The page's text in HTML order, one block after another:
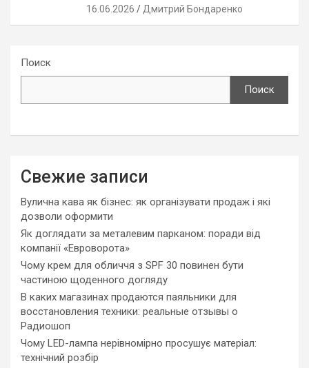
16.06.2026 Дмитрий Бондаренко
Поиск
Поиск
Свежие записи
Вулична кава як бізнес: як організувати продаж і які
дозволи оформити
Як доглядати за металевим парканом: поради від
компанії «Евроворота»
Чому крем для обличчя з SPF 30 повинен бути
частиною щоденного догляду
В каких магазинах продаются паяльники для
восстановления техники: реальные отзывы о
Радиошоп
Чому LED-лампа нерівномірно просушує матеріал:
технічний розбір